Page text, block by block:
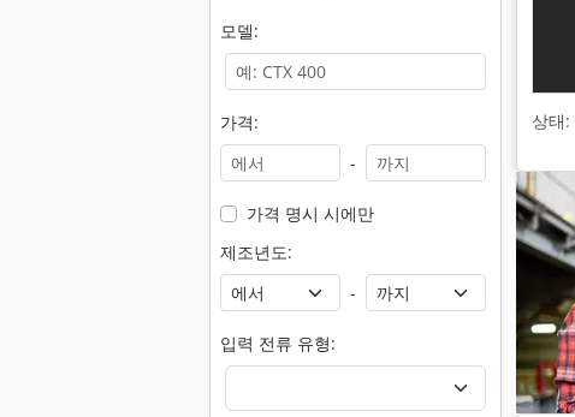
모델:
가격:
-
가격 명시 시에만
제조년도:
-
입력 전류 유형:
상태: